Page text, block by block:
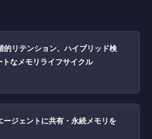
的リテンション、ハイブリッド検
なメモリライフサイクル
ージェントに共有・永続メモリを